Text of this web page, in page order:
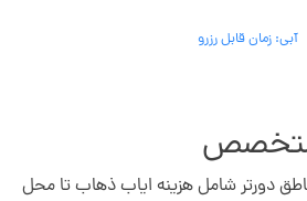
آبی: زمان قابل رزرو
دورتر شامل هزینه ایاب ذهاب تا محل